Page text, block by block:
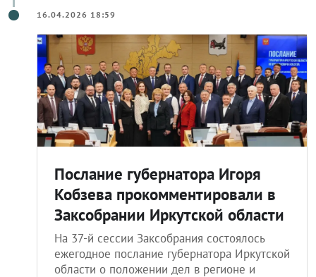
16.04.2026 18:59
Послание губернатора Игоря
Кобзева прокомментировали в
Заксобрании Иркутской области
На 37-й сессии Заксобрания состоялось
ежегодное послание губернатора Иркутской
области о положении дел в регионе и